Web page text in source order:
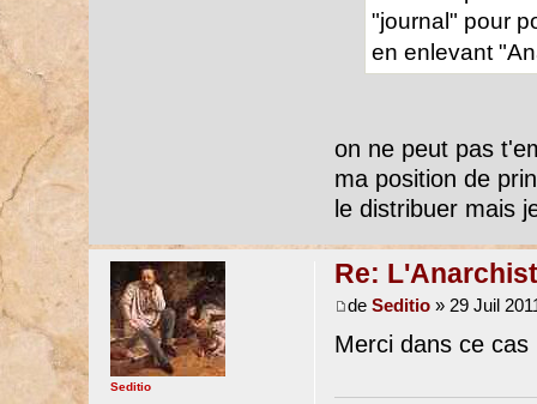
"journal" pour
en enlevant
on ne peut pas
ma position de
le distribuer mais
Re:
de Seditio» 29 Juil
Merci dans ce
Seditio